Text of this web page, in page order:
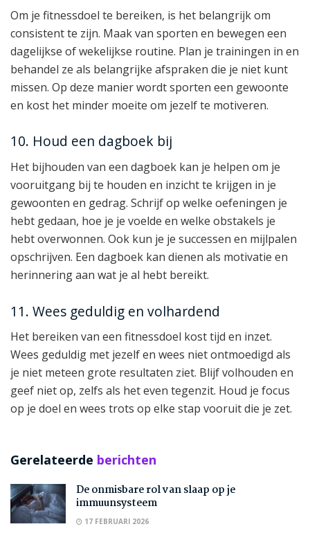
Om je fitnessdoel te bereiken, is het belangrijk om
consistent te zijn. Maak van sporten en bewegen een
dagelijkse of wekelijkse routine. Plan je trainingen in en
behandel ze als belangrijke afspraken die je niet kunt
missen. Op deze manier wordt sporten een gewoonte
en kost het minder moeite om jezelf te motiveren.
10. Houd een dagboek bij
Het bijhouden van een dagboek kan je helpen om je
vooruitgang bij te houden en inzicht te krijgen in je
gewoonten en gedrag. Schrijf op welke oefeningen je
hebt gedaan, hoe je je voelde en welke obstakels je
hebt overwonnen. Ook kun je je successen en mijlpalen
opschrijven. Een dagboek kan dienen als motivatie en
herinnering aan wat je al hebt bereikt.
11. Wees geduldig en volhardend
Het bereiken van een fitnessdoel kost tijd en inzet.
Wees geduldig met jezelf en wees niet ontmoedigd als
je niet meteen grote resultaten ziet. Blijf volhouden en
geef niet op, zelfs als het even tegenzit. Houd je focus
op je doel en wees trots op elke stap vooruit die je zet.
Gerelateerde berichten
De onmisbare rol van slaap op je
immuunsysteem
17 FEBRUARI 2026